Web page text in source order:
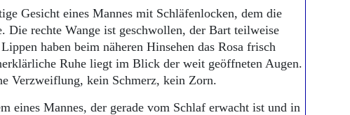
Danzig und Westpreußen
Bücher
Gesicht eines Mannes mit Schläfenlocken, dem die
Die rechte Wange ist geschwollen, der Bart teilweise
haben beim näheren Hinsehen das Rosa frisch
Ruhe liegt im Blick der weit geöffneten Augen.
Verzweiflung, kein Schmerz, kein Zorn.
eines Mannes, der gerade vom Schlaf erwacht ist und in